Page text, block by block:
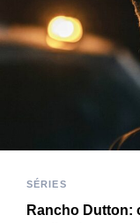
SÉRIES
Rancho Dutton: